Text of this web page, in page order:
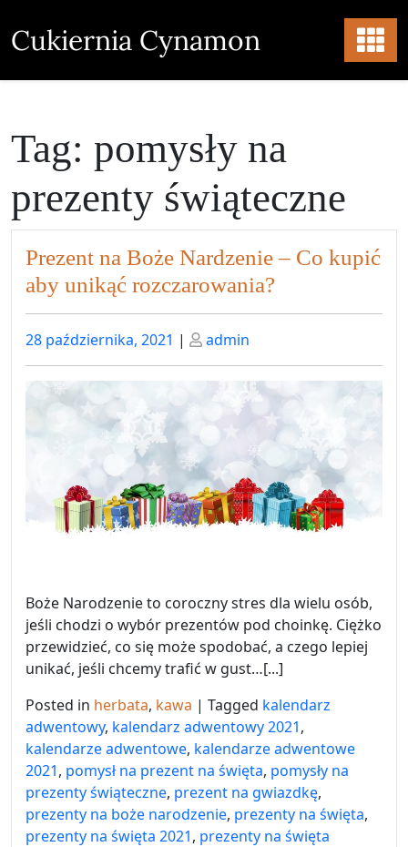
to
content
Cukiernia Cynamon
Tag: pomysły na
prezenty świąteczne
Prezent na Boże Nardzenie – Co kupić
aby unikąć rozczarowania?
Posted
on
28 października, 2021 | Posted
on
admin
Boże Narodzenie to coroczny stres dla wielu osób,
jeśli chodzi o wybór prezentów pod choinkę. Ciężko
przewidzieć, co się może spodobać, a czego lepiej
unikać, jeśli chcemy trafić w gust…[...]
Posted in herbata, kawa | Tagged kalendarz
adwentowy, kalendarz adwentowy 2021,
kalendarze adwentowe, kalendarze adwentowe
2021, pomysł na prezent na święta, pomysły na
prezenty świąteczne, prezent na gwiazdkę,
prezenty na boże narodzenie, prezenty na święta,
prezenty na święta 2021, prezenty na święta